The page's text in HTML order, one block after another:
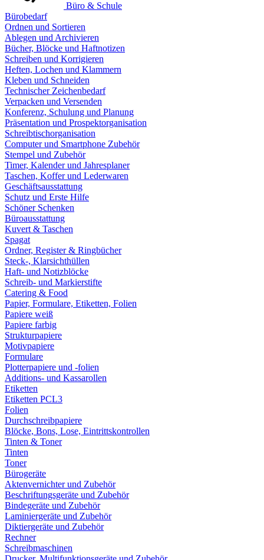
Büro & Schule
Bürobedarf
Ordnen und Sortieren
Ablegen und Archivieren
Bücher, Blöcke und Haftnotizen
Schreiben und Korrigieren
Heften, Lochen und Klammern
Kleben und Schneiden
Technischer Zeichenbedarf
Verpacken und Versenden
Konferenz, Schulung und Planung
Präsentation und Prospektorganisation
Schreibtischorganisation
Computer und Smartphone Zubehör
Stempel und Zubehör
Timer, Kalender und Jahresplaner
Taschen, Koffer und Lederwaren
Geschäftsausstattung
Schutz und Erste Hilfe
Schöner Schenken
Büroausstattung
Kuvert & Taschen
Spagat
Ordner, Register & Ringbücher
Steck-, Klarsichthüllen
Haft- und Notizblöcke
Schreib- und Markierstifte
Catering & Food
Papier, Formulare, Etiketten, Folien
Papiere weiß
Papiere farbig
Strukturpapiere
Motivpapiere
Formulare
Plotterpapiere und -folien
Additions- und Kassarollen
Etiketten
Etiketten PCL3
Folien
Durchschreibpapiere
Blöcke, Bons, Lose, Eintrittskontrollen
Tinten & Toner
Tinten
Toner
Bürogeräte
Aktenvernichter und Zubehör
Beschriftungsgeräte und Zubehör
Bindegeräte und Zubehör
Laminiergeräte und Zubehör
Diktiergeräte und Zubehör
Rechner
Schreibmaschinen